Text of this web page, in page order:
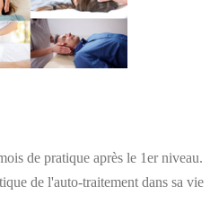
de pratique après le 1er niveau.
de l'auto-traitement dans sa vie